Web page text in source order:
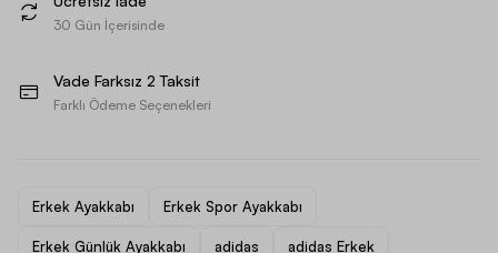
30 Gün İçerisinde
Vade Farksız 2 Taksit
Farklı Ödeme Seçenekleri
Erkek Ayakkabı Erkek Spor Ayakkabı
Erkek Günlük Ayakkabı adidas adidas Erkek